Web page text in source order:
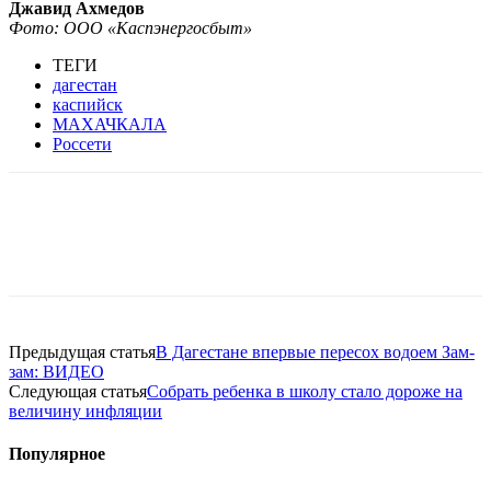
Джавид Ахмедов
Фото: ООО «Каспэнергосбыт»
ТЕГИ
дагестан
каспийск
МАХАЧКАЛА
Россети
Предыдущая статьяВ Дагестане впервые пересох водоем Зам-
зам: ВИДЕО
Следующая статьяСобрать ребенка в школу стало дороже на
величину инфляции
Популярное